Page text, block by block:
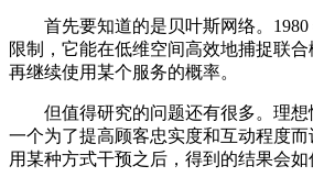
首先要知道的是贝叶斯网络。1980
限制，它能在低维空间高效地捕捉联
再继续使用某个服务的概率。
但值得研究的问题还有很多。理想
一个为了提高顾客忠实度和互动程度
用某种方式干预之后，得到的结果会